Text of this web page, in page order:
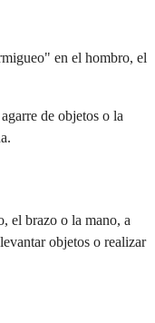
en el hombro, el
de objetos o la
el brazo o la mano, a
objetos o realizar